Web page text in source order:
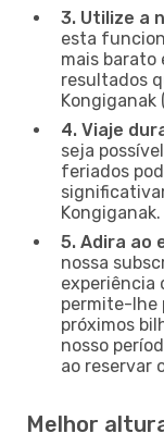
3. Utilize a
esta
mais barato
resultados
Kongiganak
4. Viaje
seja
feriados
Kongiganak.
5. Adira ao
nossa
experiência
permite-lhe
próximos
nosso
ao reservar
Melhor